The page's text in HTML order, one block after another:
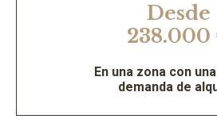
Desde
238.000
En una zona con
demanda de